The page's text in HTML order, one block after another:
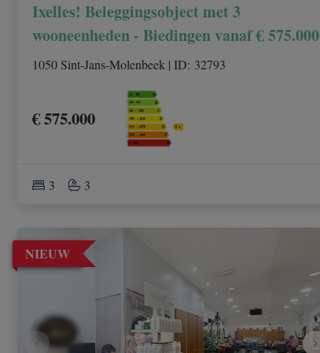
Ixelles! Beleggingsobject met 3
wooneenheden - Biedingen vanaf € 575.000
1050 Sint-Jans-Molenbeek | ID: 32793
€ 575.000
3 3
NIEUW